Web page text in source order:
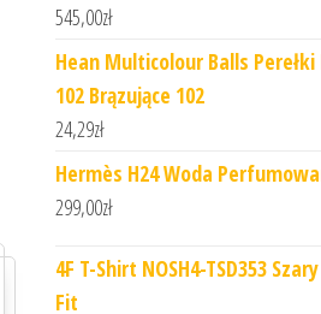
545,00zł
Hean Multicolour Balls Perełki
102 Brązujące 102
24,29zł
Hermès H24 Woda
299,00zł
4F T-Shirt NOSH4-TSD353
Fit